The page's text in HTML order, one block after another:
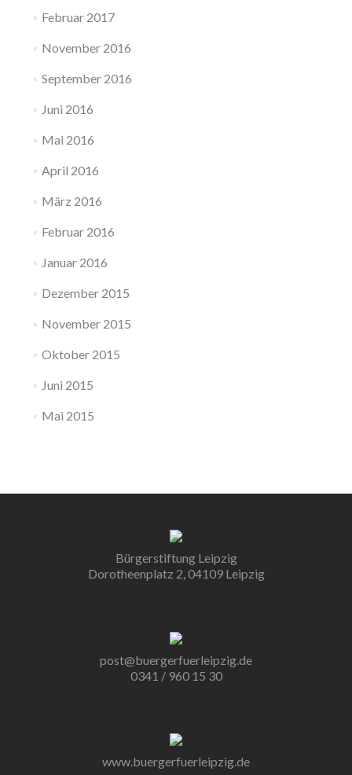
Februar 2017
November 2016
September 2016
Juni 2016
Mai 2016
April 2016
März 2016
Februar 2016
Januar 2016
Dezember 2015
November 2015
Oktober 2015
Juni 2015
Mai 2015
Bürgerstiftung Leipzig
Dorotheenplatz 2, 04109 Leipzig
post@buergerfuerleipzig.de
0341 / 960 15 30
www.buergerfuerleipzig.de